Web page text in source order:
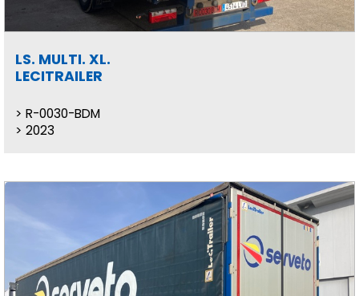
LS. MULTI. XL.
LECITRAILER
R-0030-BDM
2023